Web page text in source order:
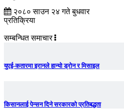
२०८० साउन २४ गते बुधवार
प्रतिक्रिया
सम्बन्धित समाचार
युएई-कतारमा इरानले हान्यो ड्रोन र मिसाइल
किसानलाई पेन्सन दिने सरकारको प्रतिबद्धता